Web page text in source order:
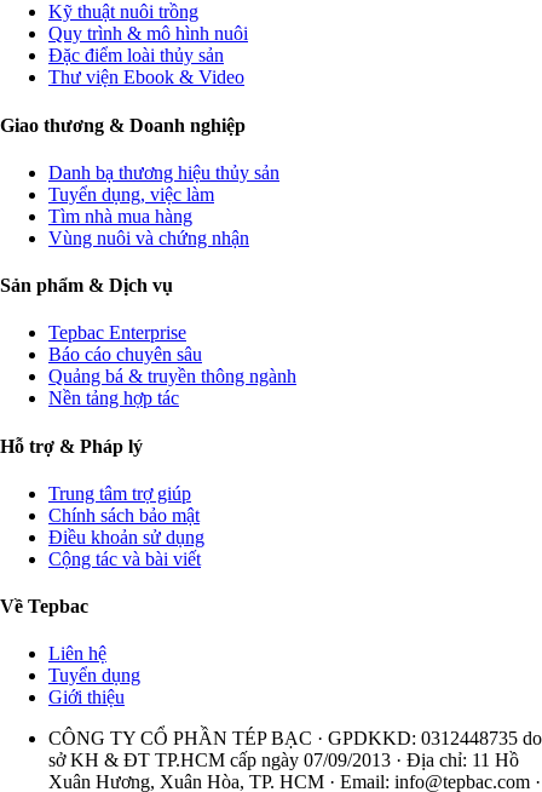
Kỹ thuật nuôi trồng
Quy trình & mô hình nuôi
Đặc điểm loài thủy sản
Thư viện Ebook & Video
Giao thương & Doanh nghiệp
Danh bạ thương hiệu thủy sản
Tuyển dụng, việc làm
Tìm nhà mua hàng
Vùng nuôi và chứng nhận
Sản phẩm & Dịch vụ
Tepbac Enterprise
Báo cáo chuyên sâu
Quảng bá & truyền thông ngành
Nền tảng hợp tác
Hỗ trợ & Pháp lý
Trung tâm trợ giúp
Chính sách bảo mật
Điều khoản sử dụng
Cộng tác và bài viết
Về Tepbac
Liên hệ
Tuyển dụng
Giới thiệu
CÔNG TY CỔ PHẦN TÉP BẠC · GPDKKD: 0312448735 do
sở KH & ĐT TP.HCM cấp ngày 07/09/2013 · Địa chỉ: 11 Hồ
Xuân Hương, Xuân Hòa, TP. HCM · Email: info@tepbac.com ·